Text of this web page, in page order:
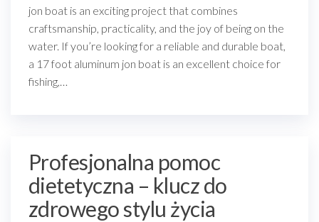
jon boat is an exciting project that combines
craftsmanship, practicality, and the joy of being on the
water. If you’re looking for a reliable and durable boat,
a 17 foot aluminum jon boat is an excellent choice for
fishing,…
Profesjonalna pomoc
dietetyczna – klucz do
zdrowego stylu życia